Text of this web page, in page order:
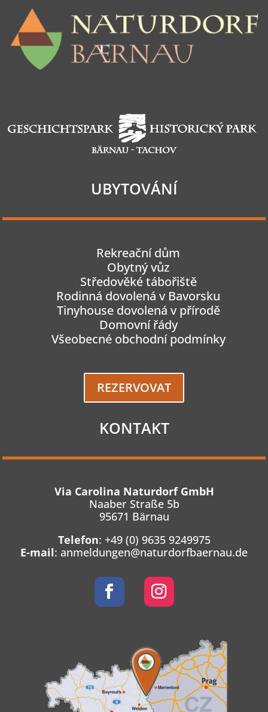
UBYTOVÁNÍ
Rekreační dům
Obytný vůz
Středověké tábořiště
Rodinná dovolená v Bavorsku
Tinyhouse dovolená v přírodě
Domovní řády
Všeobecné obchodní podmínky
REZERVOVAT
KONTAKT
Via Carolina Naturdorf GmbH
Naaber Straße 5b
95671 Bärnau
Telefon: +49 (0) 9635 9249975
E-mail: anmeldungen@naturdorfbaernau.de